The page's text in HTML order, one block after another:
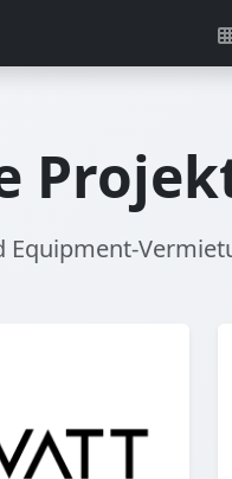
Equipment-